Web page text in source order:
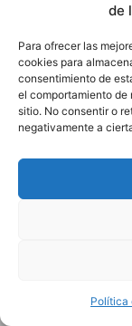
de
Para ofrecer las
cookies para
consentimiento de
el comportamiento
sitio. No consentir o
negativamente a
Política